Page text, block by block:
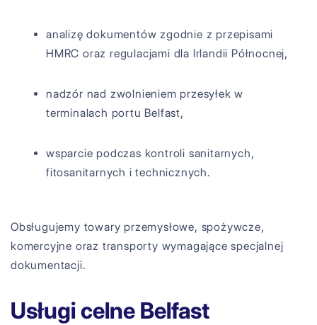
analizę dokumentów zgodnie z przepisami
HMRC oraz regulacjami dla Irlandii Północnej,
nadzór nad zwolnieniem przesyłek w
terminalach portu Belfast,
wsparcie podczas kontroli sanitarnych,
fitosanitarnych i technicznych.
Obsługujemy towary przemysłowe, spożywcze,
komercyjne oraz transporty wymagające specjalnej
dokumentacji.
Usługi celne Belfast